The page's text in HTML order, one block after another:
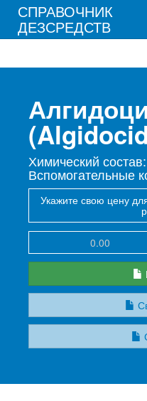
СПРАВОЧНИК
ДЕЗСРЕДСТВ
Химический
Вспомогательные
Укажите свою цену